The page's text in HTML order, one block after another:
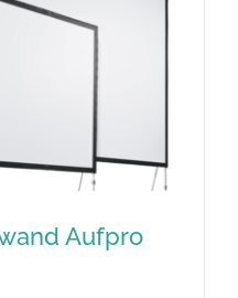
Aufpro